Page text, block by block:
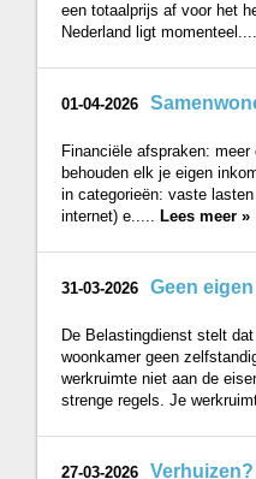
een totaalprijs af voor het
Nederland ligt
01-04-2026
Financiële afspraken:
behouden elk je eigen
in categorieën: vaste
internet) e..... Lees meer »
31-03-2026 Geen
De Belastingdienst stelt
woonkamer geen
werkruimte niet aan de
strenge regels. Je
27-03-2026